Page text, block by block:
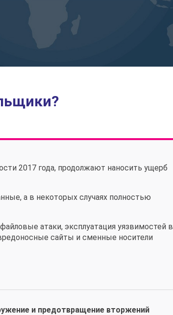
2017 года, продолжают наносить ущерб
а в некоторых случаях полностью
атаки, эксплуатация уязвимостей в
сайты и сменные носители
и предотвращение вторжений